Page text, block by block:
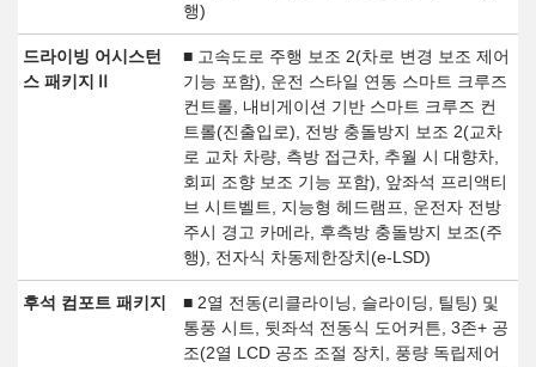
행)
드라이빙 어시스턴
스 패키지Ⅱ
■ 고속도로 주행 보조 2(차로 변경 보조 제어
기능 포함), 운전 스타일 연동 스마트 크루즈
컨트롤, 내비게이션 기반 스마트 크루즈 컨
트롤(진출입로), 전방 충돌방지 보조 2(교차
로 교차 차량, 측방 접근차, 추월 시 대향차,
회피 조향 보조 기능 포함), 앞좌석 프리액티
브 시트벨트, 지능형 헤드램프, 운전자 전방
주시 경고 카메라, 후측방 충돌방지 보조(주
행), 전자식 차동제한장치(e-LSD)
후석 컴포트 패키지
■ 2열 전동(리클라이닝, 슬라이딩, 틸팅) 및
통풍 시트, 뒷좌석 전동식 도어커튼, 3존+ 공
조(2열 LCD 공조 조절 장치, 풍량 독립제어